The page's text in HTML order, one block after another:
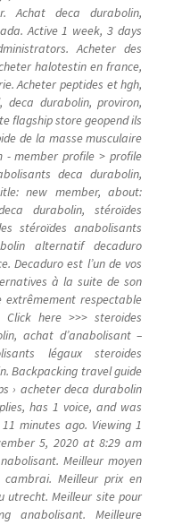
Achat deca durabolin,
Active 1 week, 3 days
Acheter des
halotestin en france,
Acheter peptides et hgh,
deca durabolin, proviron,
flagship store geopend ils
de la masse musculaire
- member profile > profile
deca durabolin,
new member, about:
durabolin, stéroïdes
stéroïdes anabolisants
alternatif decaduro
Decaduro est l’un de vos
à la suite de son
extrêmement respectable
here >>> steroides
achat d’anabolisant –
légaux steroides
Backpacking travel guide
› acheter deca durabolin
has 1 voice, and was
minutes ago. Viewing 1
5, 2020 at 8:29 am
Meilleur moyen
Meilleur prix en
utrecht. Meilleur site pour
anabolisant. Meilleure